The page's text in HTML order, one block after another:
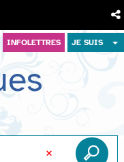
INFOLETTRES JE SUIS